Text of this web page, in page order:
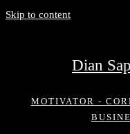
Skip to content
Dian
MOTIVATOR -